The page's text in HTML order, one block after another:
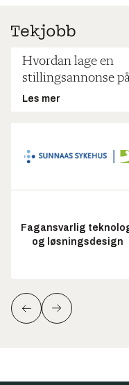
Hvordan lage en
stillingsannonse
Les mer
Fagansvarlig
og løsningsdesign